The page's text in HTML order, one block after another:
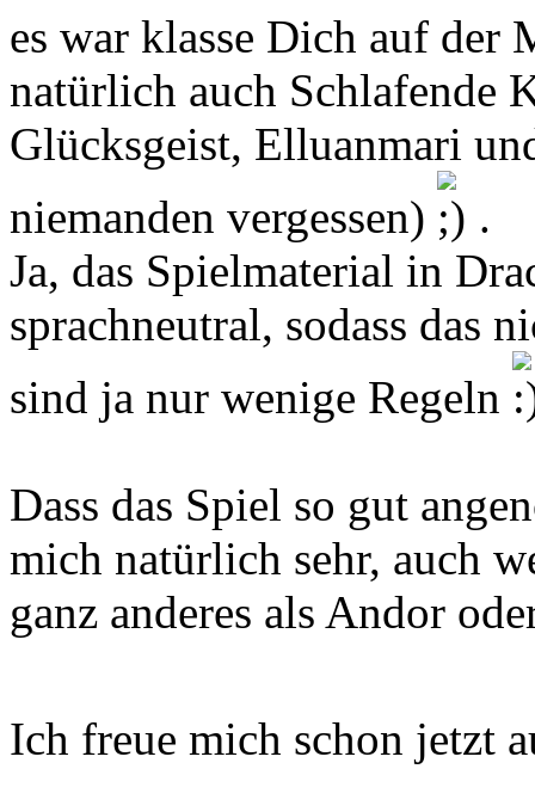
es war klasse Dich auf der
natürlich auch Schlafende
Glücksgeist, Elluanmari
niemanden vergessen)
.
Ja, das Spielmaterial in
sprachneutral, sodass das
sind ja nur wenige Regeln
Dass das Spiel so gut
mich natürlich sehr, auch
ganz anderes als Andor
Ich freue mich schon jetzt